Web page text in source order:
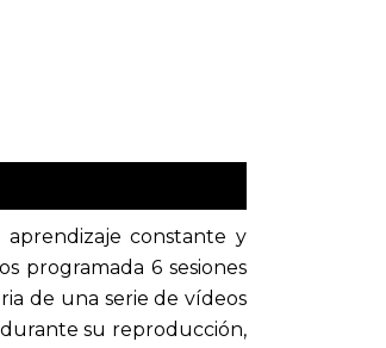
constante y
programada 6 sesiones
de una serie de vídeos
su reproducción,